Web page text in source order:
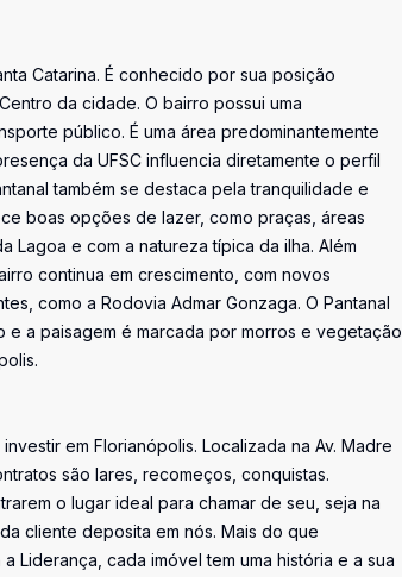
Catarina. É conhecido por sua posição
da cidade. O bairro possui uma
público. É uma área predominantemente
da UFSC influencia diretamente o perfil
também se destaca pela tranquilidade e
boas opções de lazer, como praças, áreas
Lagoa e com a natureza típica da ilha. Além
continua em crescimento, com novos
como a Rodovia Admar Gonzaga. O Pantanal
e a paisagem é marcada por morros e vegetação
em Florianópolis. Localizada na Av. Madre
são lares, recomeços, conquistas.
o lugar ideal para chamar de seu, seja na
cliente deposita em nós. Mais do que
Liderança, cada imóvel tem uma história e a sua